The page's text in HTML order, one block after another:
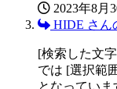
2023年8月
HIDE さん
[検索した文
では [選択範
となっていま